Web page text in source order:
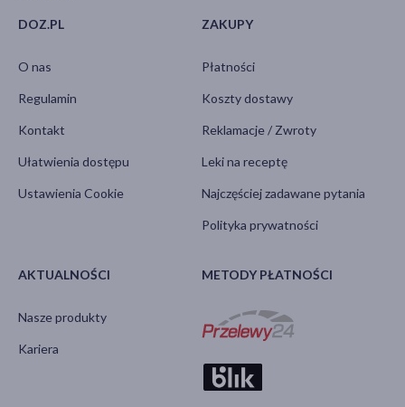
DOZ.PL
O nas
Regulamin
Kontakt
Ułatwienia dostępu
Ustawienia Cookie
ZAKUPY
Płatności
Koszty dostawy
Reklamacje / Zwroty
Leki na receptę
Najczęściej zadawane pytania
Polityka prywatności
AKTUALNOŚCI
Nasze produkty
Kariera
METODY PŁATNOŚCI